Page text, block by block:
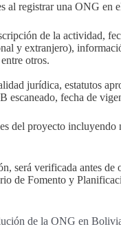
al registrar una ONG
de la actividad,
y extranjero),
otros.
jurídica, estatutos
escaneado, fecha de
del proyecto
será verificada antes
de Fomento y
de la ONG en